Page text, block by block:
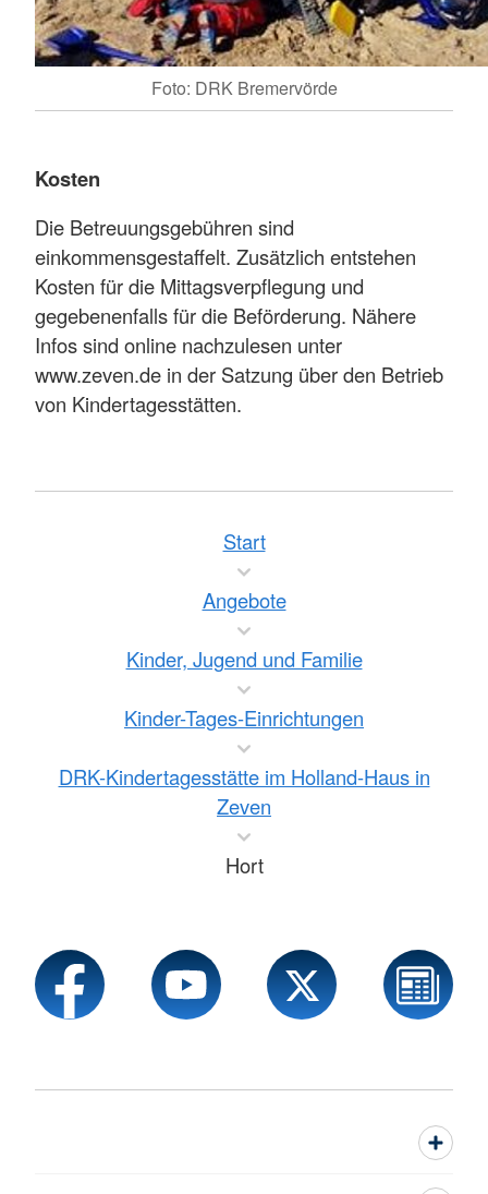
Foto: DRK Bremervörde
Kosten
Die Betreuungsgebühren sind
einkommensgestaffelt. Zusätzlich entstehen
Kosten für die Mittagsverpflegung und
gegebenenfalls für die Beförderung. Nähere
Infos sind online nachzulesen unter
www.zeven.de in der Satzung über den Betrieb
von Kindertagesstätten.
Start
Angebote
Kinder, Jugend und Familie
Kinder-Tages-Einrichtungen
DRK-Kindertagesstätte im Holland-Haus in
Zeven
Hort